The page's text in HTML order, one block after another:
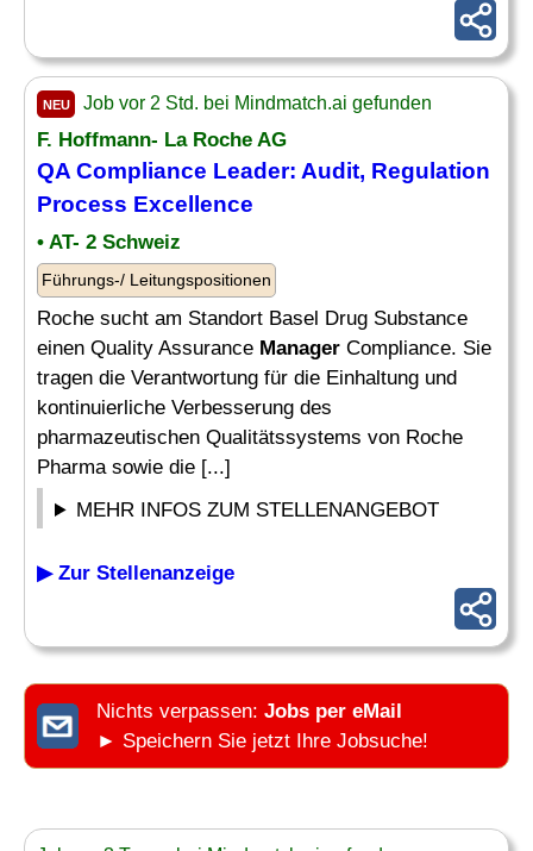
NEU Job vor 2 Std. bei Mindmatch.ai gefunden
F. Hoffmann- La Roche AG
QA Compliance Leader: Audit, Regulation
Process Excellence
• AT- 2 Schweiz
Führungs-/ Leitungspositionen
Roche sucht am Standort Basel Drug Substance
einen Quality Assurance Manager Compliance. Sie
tragen die Verantwortung für die Einhaltung und
kontinuierliche Verbesserung des
pharmazeutischen Qualitätssystems von Roche
Pharma sowie die [...]
MEHR INFOS ZUM STELLENANGEBOT
▶ Zur Stellenanzeige
Nichts verpassen: Jobs per eMail
► Speichern Sie jetzt Ihre Jobsuche!